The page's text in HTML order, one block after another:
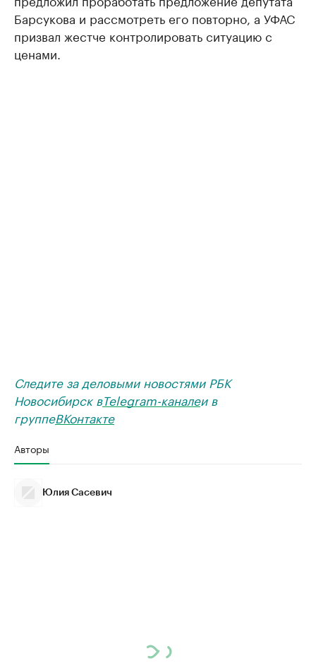
Барсукова и рассмотреть его повторно, а УФАС
призвал жестче контролировать ситуацию с
ценами.
Следите за деловыми новостями РБК
Новосибирск вTelegram-каналеи в
группеВКонтакте
Авторы
Юлия Сасевич